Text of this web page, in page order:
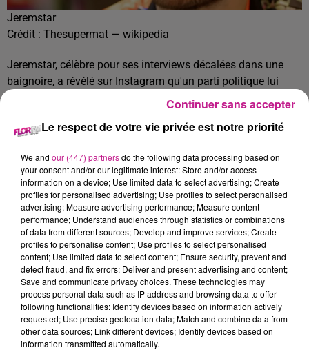
Jeremstar
Crédit : Thesupermat — wikipedia
Jeremstar, célèbre pour ses interviews décalées dans une
baignoire, a révélé sur Instagram qu'un parti politique lui
avait proposé 15 000 euros pour réaliser trois stories et un
post. On lui aurait demandé de se filmer en train de voter et
d’inciter sa communauté à faire de même. Il assure avoir
préciser quel parti était à l’origine de cette offre.
TITRES DIFFUSÉS Voir plus
4h45
4h45
KATSEYE
Gabriela
4h43
4h43
MILEY CYRUS
Younger You
4h39
4h39
ARIANA GRANDE
Le respect de votre vie privée est notre priorité
We and our (447) partnersdo the following data processing based on
your consent and/or our legitimate interest: Store and/or access
information on a device; Use limited data to select advertising; Create
profiles for personalised advertising; Use profiles to select personalised
advertising; Measure advertising performance; Measure content
performance; Understand audiences through statistics or combinations
of data from different sources; Develop and improve services; Create
profiles to personalise content; Use profiles to select personalised
content; Use limited data to select content; Ensure security, prevent and
detect fraud, and fix errors; Deliver and present advertising and content;
Save and communicate privacy choices. These technologies may
process personal data such as IP address and browsing data to offer
following functionalities: Identify devices based on information actively
requested; Use precise geolocation data; Match and combine data from
other data sources; Link different devices; Identify devices based on
information transmitted automatically.
Continuer sans accepter